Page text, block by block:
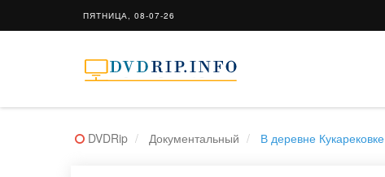
ПЯТНИЦА, 08-07-26
DVDRip Документальный В деревне Кукарековке